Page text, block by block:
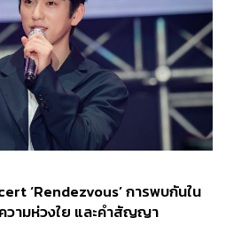
‘Rendezvous’ การพบกันใน
วามห่วงใย และคำสัญญา